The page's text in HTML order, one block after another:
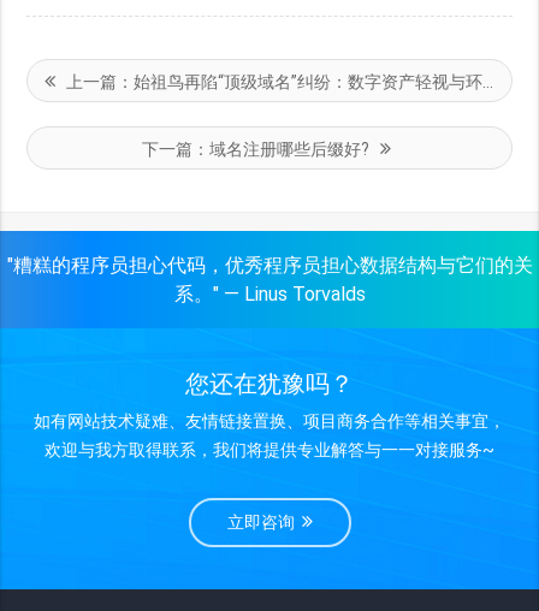
上一篇：始祖鸟再陷“顶级域名”纠纷：数字资产轻视与环保人设崩塌的双重考验
下一篇： 域名注册哪些后缀好?
"糟糕的程序员担心代码，优秀程序员担心数据结构与它们的关
系。" — Linus Torvalds
您还在犹豫吗？
如有网站技术疑难、友情链接置换、项目商务合作等相关事宜，
欢迎与我方取得联系，我们将提供专业解答与一一对接服务~
立即咨询